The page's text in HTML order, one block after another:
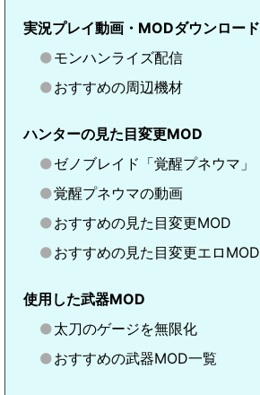
実況プレイ動画・MODダウンロード
モンハンライズ配信
おすすめの周辺機材
ハンターの見た目変更MOD
ゼノブレイド「覚醒プネウマ」
覚醒プネウマの動画
おすすめの見た目変更MOD
おすすめの見た目変更エロMOD
使用した武器MOD
太刀のゲージを無限化
おすすめの武器MOD一覧